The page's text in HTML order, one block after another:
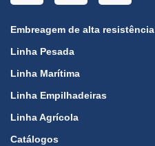
Embreagem de alta resistência
Linha Pesada
Linha Marítima
Linha Empilhadeiras
Linha Agrícola
Catálogos